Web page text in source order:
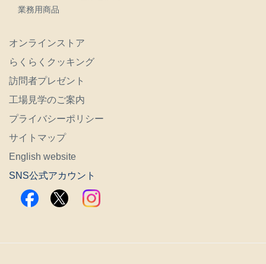
業務用商品
オンラインストア
らくらくクッキング
訪問者プレゼント
工場見学のご案内
プライバシーポリシー
サイトマップ
English website
SNS公式アカウント